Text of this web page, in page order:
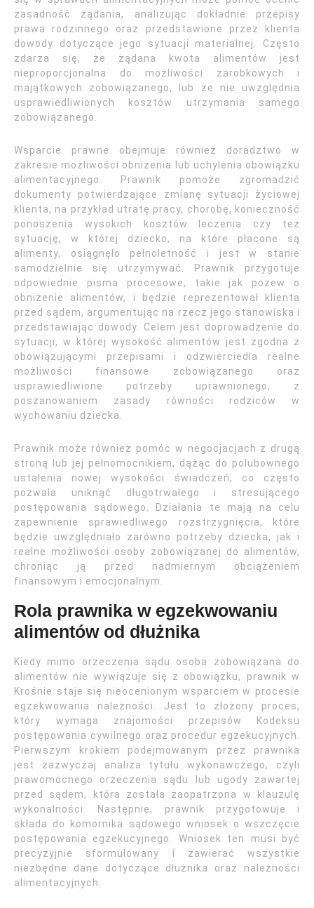
zasadność żądania, analizując dokładnie przepisy
prawa rodzinnego oraz przedstawione przez klienta
dowody dotyczące jego sytuacji materialnej. Często
zdarza się, że żądana kwota alimentów jest
nieproporcjonalna do możliwości zarobkowych i
majątkowych zobowiązanego, lub że nie uwzględnia
usprawiedliwionych kosztów utrzymania samego
zobowiązanego.
Wsparcie prawne obejmuje również doradztwo w
zakresie możliwości obniżenia lub uchylenia obowiązku
alimentacyjnego. Prawnik pomoże zgromadzić
dokumenty potwierdzające zmianę sytuacji życiowej
klienta, na przykład utratę pracy, chorobę, konieczność
ponoszenia wysokich kosztów leczenia czy też
sytuację, w której dziecko, na które płacone są
alimenty, osiągnęło pełnoletność i jest w stanie
samodzielnie się utrzymywać. Prawnik przygotuje
odpowiednie pisma procesowe, takie jak pozew o
obniżenie alimentów, i będzie reprezentował klienta
przed sądem, argumentując na rzecz jego stanowiska i
przedstawiając dowody. Celem jest doprowadzenie do
sytuacji, w której wysokość alimentów jest zgodna z
obowiązującymi przepisami i odzwierciedla realne
możliwości finansowe zobowiązanego oraz
usprawiedliwione potrzeby uprawnionego, z
poszanowaniem zasady równości rodziców w
wychowaniu dziecka.
Prawnik może również pomóc w negocjacjach z drugą
stroną lub jej pełnomocnikiem, dążąc do polubownego
ustalenia nowej wysokości świadczeń, co często
pozwala uniknąć długotrwałego i stresującego
postępowania sądowego. Działania te mają na celu
zapewnienie sprawiedliwego rozstrzygnięcia, które
będzie uwzględniało zarówno potrzeby dziecka, jak i
realne możliwości osoby zobowiązanej do alimentów,
chroniąc ją przed nadmiernym obciążeniem
finansowym i emocjonalnym.
Rola prawnika w egzekwowaniu
alimentów od dłużnika
Kiedy mimo orzeczenia sądu osoba zobowiązana do
alimentów nie wywiązuje się z obowiązku, prawnik w
Krośnie staje się nieocenionym wsparciem w procesie
egzekwowania należności. Jest to złożony proces,
który wymaga znajomości przepisów Kodeksu
postępowania cywilnego oraz procedur egzekucyjnych.
Pierwszym krokiem podejmowanym przez prawnika
jest zazwyczaj analiza tytułu wykonawczego, czyli
prawomocnego orzeczenia sądu lub ugody zawartej
przed sądem, która została zaopatrzona w klauzulę
wykonalności. Następnie, prawnik przygotowuje i
składa do komornika sądowego wniosek o wszczęcie
postępowania egzekucyjnego. Wniosek ten musi być
precyzyjnie sformułowany i zawierać wszystkie
niezbędne dane dotyczące dłużnika oraz należności
alimentacyjnych.